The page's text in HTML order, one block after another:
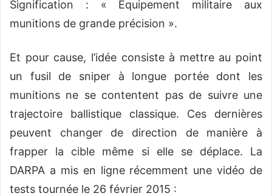
Signification : « Equipement militaire aux
munitions de grande précision ».
Et pour cause, l’idée consiste à mettre au point
un fusil de sniper à longue portée dont les
munitions ne se contentent pas de suivre une
trajectoire ballistique classique. Ces dernières
peuvent changer de direction de manière à
frapper la cible même si elle se déplace. La
DARPA a mis en ligne récemment une vidéo de
tests tournée le 26 février 2015 :